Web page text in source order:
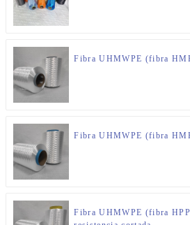
Fibra UHMWPE (fibra
Fibra UHMWPE (fibra
Fibra UHMWPE (fibra